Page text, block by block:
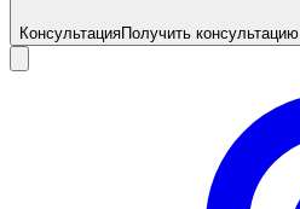
КонсультацияПолучить консультацию